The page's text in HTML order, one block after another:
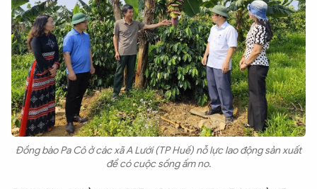
Đồng bào Pa Cô ở các xã A Lưới (TP Huế) nỗ lực lao động sản xuất
để có cuộc sống ấm no.